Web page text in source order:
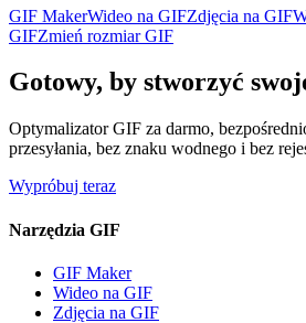
GIF MakerWideo na GIFZdjęcia na GIF
GIFZmień rozmiar GIF
Gotowy, by stworzyć
Optymalizator GIF za darmo,
przesyłania, bez znaku wodnego i bez
Wypróbuj teraz
Narzędzia GIF
GIF Maker
Wideo na GIF
Zdjęcia na GIF